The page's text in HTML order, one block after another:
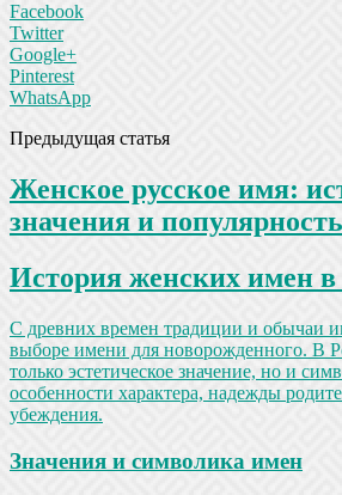
Facebook
Twitter
Google+
Pinterest
WhatsApp
Предыдущая статья
Женское русское имя:
значения и популярность
История женских имен в
С древних времен традиции и обычаи
выборе имени для новорожденного. В
только эстетическое значение, но и
особенности характера, надежды
убеждения.
Значения и символика имен